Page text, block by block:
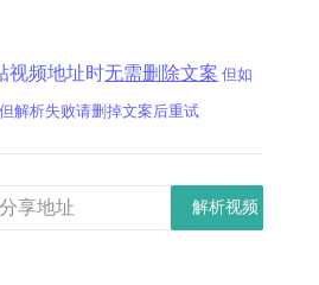
视频地址时无需删除文案 但如
解析失败请删掉文案后重试
解析视频